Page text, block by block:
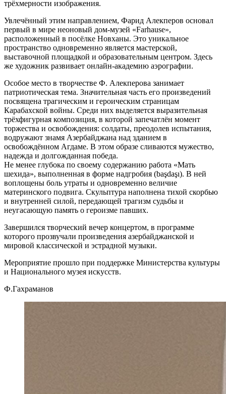
трёхмерности изображения.
Увлечённый этим направлением, Фарид Алекперов основал
первый в мире неоновый дом-музей «Farhause»,
расположенный в посёлке Новханы. Это уникальное
пространство одновременно является мастерской,
выставочной площадкой и образовательным центром. Здесь
же художник развивает онлайн-академию аэрографии.
Особое место в творчестве Ф. Алекперова занимает
патриотическая тема. Значительная часть его произведений
посвящена трагическим и героическим страницам
Карабахской войны. Среди них выделяется выразительная
трёхфигурная композиция, в которой запечатлён момент
торжества и освобождения: солдаты, преодолев испытания,
водружают знамя Азербайджана над зданием в
освобождённом Агдаме. В этом образе сливаются мужество,
надежда и долгожданная победа.
Не менее глубока по своему содержанию работа «Мать
шехида», выполненная в форме надгробия (başdaşı). В ней
воплощены боль утраты и одновременно величие
материнского подвига. Скульптура наполнена тихой скорбью
и внутренней силой, передающей трагизм судьбы и
неугасающую память о героизме павших.
Завершился творческий вечер концертом, в программе
которого прозвучали произведения азербайджанской и
мировой классической и эстрадной музыки.
Мероприятие прошло при поддержке Министерства культуры
и Национального музея искусств.
Ф.Гахраманов